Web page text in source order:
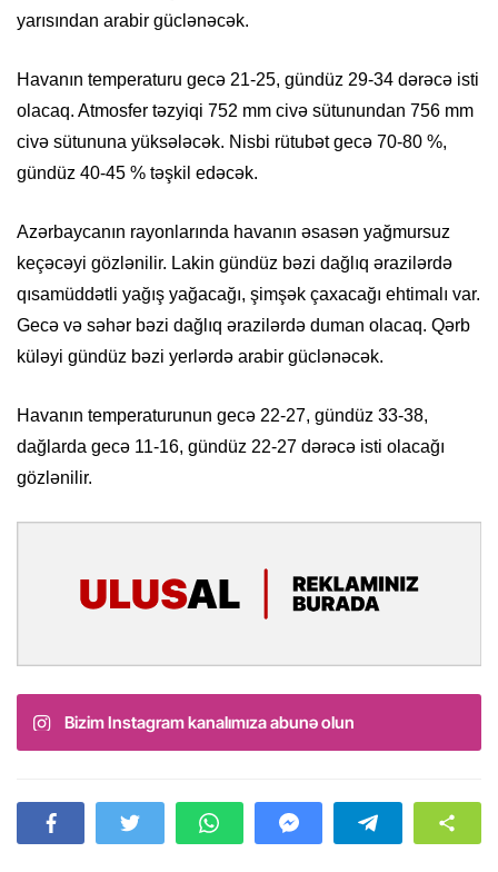
yarısından arabir güclənəcək.
Havanın temperaturu gecə 21-25, gündüz 29-34 dərəcə isti
olacaq. Atmosfer təzyiqi 752 mm civə sütunundan 756 mm
civə sütununa yüksələcək. Nisbi rütubət gecə 70-80 %,
gündüz 40-45 % təşkil edəcək.
Azərbaycanın rayonlarında havanın əsasən yağmursuz
keçəcəyi gözlənilir. Lakin gündüz bəzi dağlıq ərazilərdə
qısamüddətli yağış yağacağı, şimşək çaxacağı ehtimalı var.
Gecə və səhər bəzi dağlıq ərazilərdə duman olacaq. Qərb
küləyi gündüz bəzi yerlərdə arabir güclənəcək.
Havanın temperaturunun gecə 22-27, gündüz 33-38,
dağlarda gecə 11-16, gündüz 22-27 dərəcə isti olacağı
gözlənilir.
Bizim Instagram kanalımıza abunə olun